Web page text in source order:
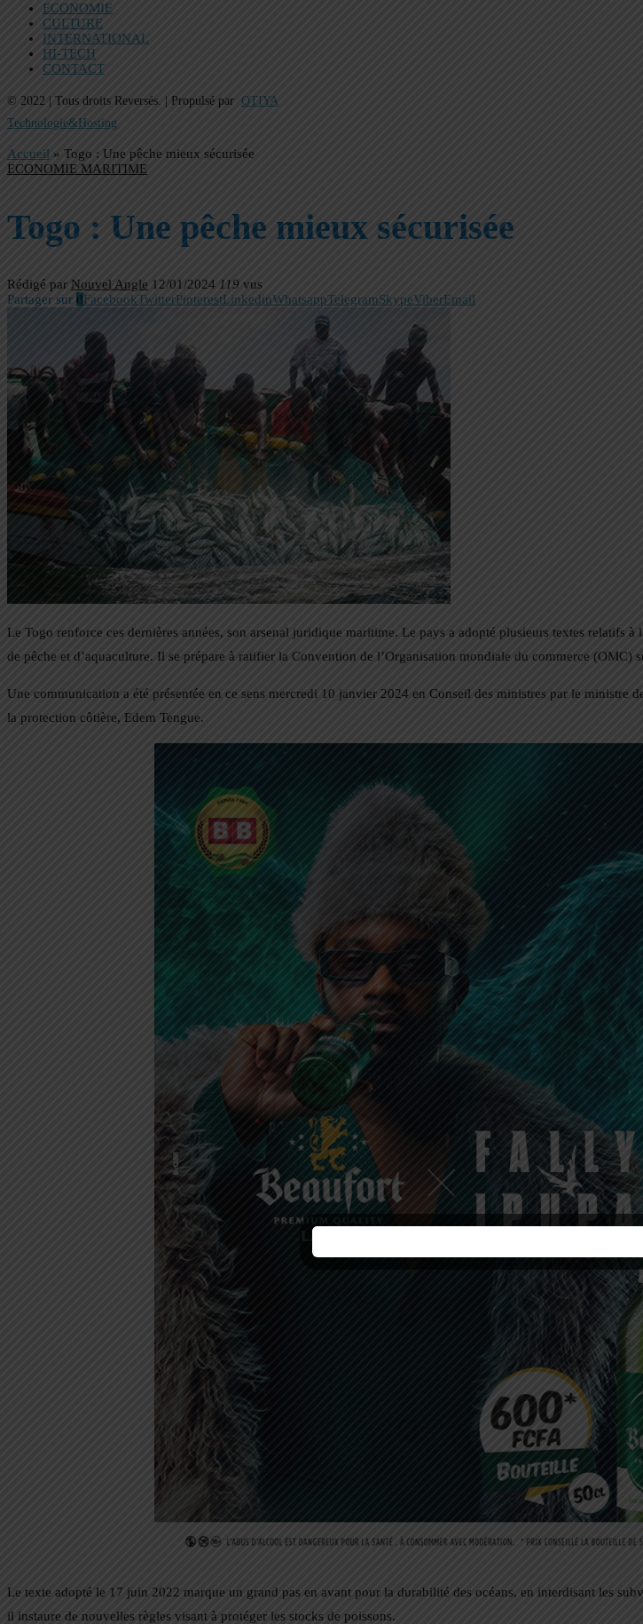
ECONOMIE
CULTURE
INTERNATIONAL
HI-TECH
CONTACT
© 2022 | Tous droits Reversés. | Propulsé par OTIYA
Technologie&Hosting
Accueil » Togo : Une pêche mieux sécurisée
ECONOMIE MARITIME
Togo : Une pêche mieux sécurisée
Rédigé par Nouvel Angle 12/01/2024 119 vus
Partager sur 0FacebookTwitterPinterestLinkedinWhatsappTelegramSkypeViberEmail
Le Togo renforce ces dernières années, son arsenal juridique maritime. Le pays a adopté plusieurs textes relatifs
de pêche et d’aquaculture. Il se prépare à ratifier la Convention de l’Organisation mondiale du commerce (OMC)
Une communication a été présentée en ce sens mercredi 10 janvier 2024 en Conseil des ministres par le ministre
la protection côtière, Edem Tengue.
Le texte adopté le 17 juin 2022 marque un grand pas en avant pour la durabilité des océans, en interdisant les
il instaure de nouvelles règles visant à protéger les stocks de poissons.